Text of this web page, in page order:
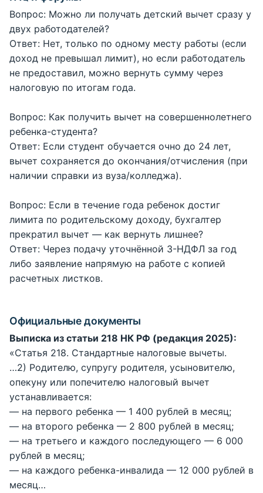
Вопрос: Можно ли получать детский вычет сразу у
двух работодателей?
Ответ: Нет, только по одному месту работы (если
доход не превышал лимит), но если работодатель
не предоставил, можно вернуть сумму через
налоговую по итогам года.
Вопрос: Как получить вычет на совершеннолетнего
ребенка-студента?
Ответ: Если студент обучается очно до 24 лет,
вычет сохраняется до окончания/отчисления (при
наличии справки из вуза/колледжа).
Вопрос: Если в течение года ребенок достиг
лимита по родительскому доходу, бухгалтер
прекратил вычет ― как вернуть лишнее?
Ответ: Через подачу уточнённой 3-НДФЛ за год
либо заявление напрямую на работе с копией
расчетных листков.
Официальные документы
Выписка из статьи 218 НК РФ (редакция 2025):
«Статья 218. Стандартные налоговые вычеты.
…2) Родителю, супругу родителя, усыновителю,
опекуну или попечителю налоговый вычет
устанавливается:
— на первого ребенка — 1 400 рублей в месяц;
— на второго ребенка — 2 800 рублей в месяц;
— на третьего и каждого последующего — 6 000
рублей в месяц;
— на каждого ребенка-инвалида — 12 000 рублей в
месяц…